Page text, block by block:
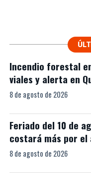
Incendio forestal
viales y alerta en
8 de agosto de 2026
Feriado del 10 de
costará más por el
8 de agosto de 2026